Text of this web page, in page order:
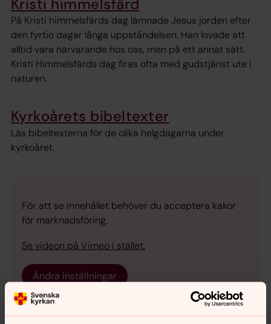
Kristi himmelsfärd
På Kristi himmelsfärds dag lämnade Jesus jorden efter
den fyrtio dagar långa uppståndelsen. Han lovade att
alltid vara närvarande hos oss, men på ett annat sätt.
Kristi Himmelsfärds dag firas ofta med gudstjänst ute i
naturen.
Kyrkoårets bibeltexter
Läs bibeltexterna för de olika helgdagarna under
kyrkoåret.
För att se innehållet behöver du acceptera kakor
för marknadsföring.
Se videon på Vimeo i stället.
Ändra inställningar